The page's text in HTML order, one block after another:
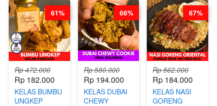
BARISTA
ARISUDANA
Rp 472.000
Rp 182.000
KELAS BUMBU
UNGKEP
61%
Rp 580.000
Rp 194.000
KELAS DUBAI
CHEWY
66%
Rp 562.000
Rp 184.000
KELAS NASI
GORENG
67%